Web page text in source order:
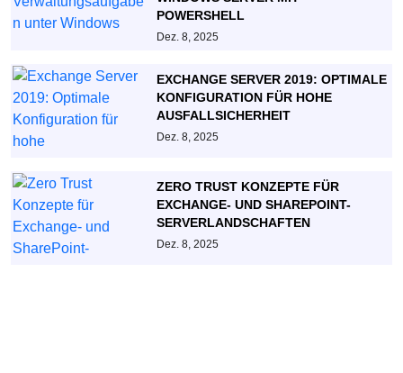
POWERSHELL
Dez. 8, 2025
EXCHANGE SERVER 2019: OPTIMALE
KONFIGURATION FÜR HOHE
AUSFALLSICHERHEIT
Dez. 8, 2025
ZERO TRUST KONZEPTE FÜR
EXCHANGE- UND SHAREPOINT-
SERVERLANDSCHAFTEN
Dez. 8, 2025